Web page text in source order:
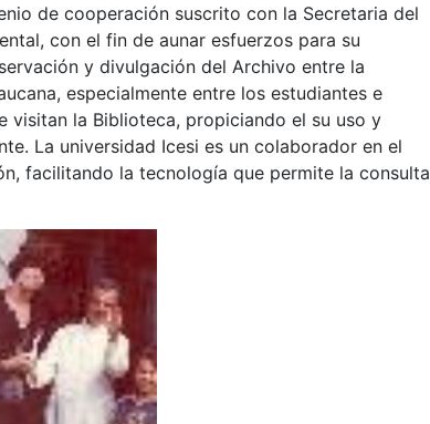
de cooperación suscrito con la Secretaria del
con el fin de aunar esfuerzos para su
y divulgación del Archivo entre la
especialmente entre los estudiantes e
visitan la Biblioteca, propiciando el su uso y
La universidad Icesi es un colaborador en el
facilitando la tecnología que permite la consulta